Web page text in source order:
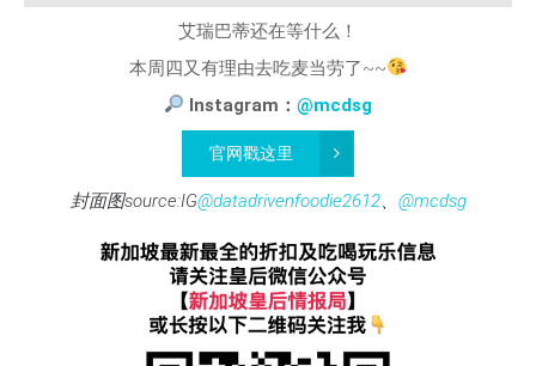
艾瑞巴蒂还在等什么！
本周四又有理由去吃麦当劳了~~
Instagram：@mcdsg
官网戳这里
封面图source:IG@datadrivenfoodie2612、 @mcdsg